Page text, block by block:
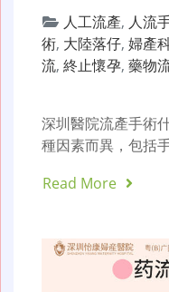
人工流產, 人流
術, 大陸落仔, 婦產
流, 終止懷孕, 藥物
深圳醫院流產手術
種因素而異，包括
Read More